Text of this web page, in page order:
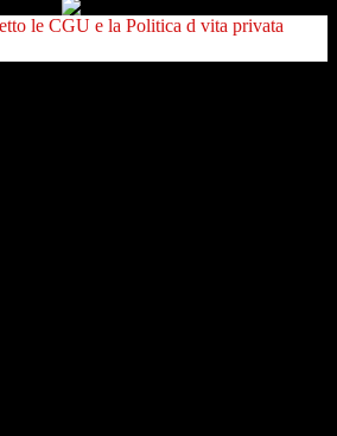
le CGU e la Politica d vita privata